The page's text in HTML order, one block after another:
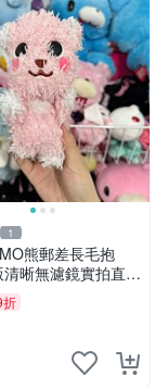
1
熊郵差長毛抱
晰無濾鏡實拍直
新品到貨，不容錯
長毛 抱枕
折